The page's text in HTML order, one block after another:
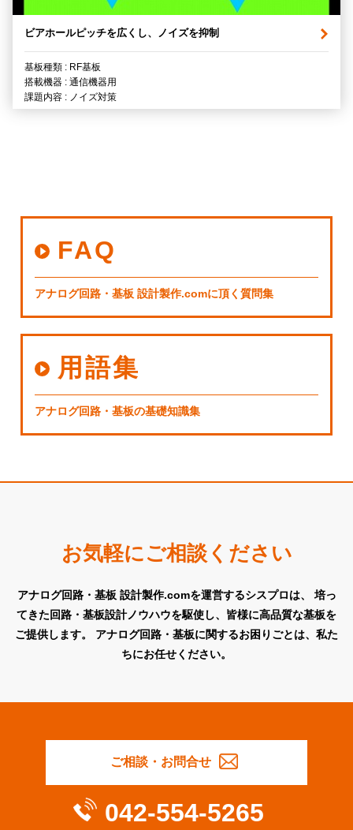
ビアホールピッチを広くし、ノイズを抑制
基板種類 : RF基板
搭載機器 : 通信機器用
課題内容 : ノイズ対策
FAQ
アナログ回路・基板 設計製作.comに頂く質問集
用語集
アナログ回路・基板の基礎知識集
お気軽にご相談ください
アナログ回路・基板 設計製作.comを運営するシスプロは、
培っ
てきた回路・基板設計ノウハウを駆使し、皆様に高品質な基板を
ご提供します。
アナログ回路・基板に関するお困りごとは、私た
ちにお任せください。
ご相談・お問合せ
042-554-5265